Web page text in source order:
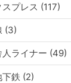
プレス (117)
(3)
ライナー (49)
鉄 (2)